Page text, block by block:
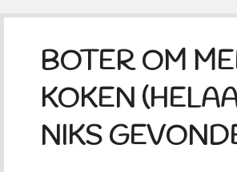
BOTER OM
KOKEN
NIKS